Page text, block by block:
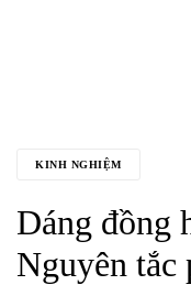
KINH NGHIỆM
Dáng đồng
Nguyên tắc